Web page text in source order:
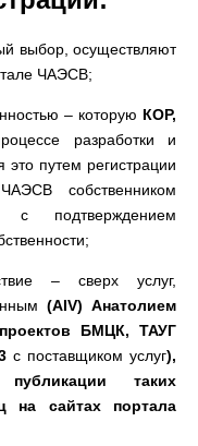
выбор,осуществляют
ЧАЭСВ;
– которую КОР,
разработки и
это путем регистрации
собственником
с подтверждением
;
– сверх услуг,
(AIV) Анатолием
проектов БМЦК, ТАУГ
с поставщиком услуг),
таких
на сайтах портала